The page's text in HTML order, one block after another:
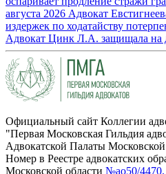
августа 2026 Адвокат
издержек по ходатайству
Адвокат Цинк Л.А. защищала на
Официальный сайт Коллегии
"Первая Московская Гильдия
Адвокатской Палаты Московской
Номер в Реестре адвокатских
Московской области №ао50/4470.